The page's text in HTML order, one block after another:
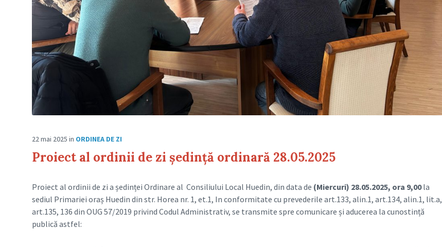
22 mai 2025 in ORDINEA DE ZI
Proiect al ordinii de zi ședință ordinară 28.05.2025
Proiect al ordinii de zi a ședinței Ordinare al Consiliului Local Huedin, din data de (Miercuri) 28.05.2025, ora 9,00la
sediul Primariei oraș Huedin din str. Horea nr. 1, et.1, In conformitate cu prevederile art.133, alin.1, art.134, alin.1, lit.a,
art.135, 136 din OUG 57/2019 privind Codul Administrativ, se transmite spre comunicare și aducerea la cunostință
publică astfel: